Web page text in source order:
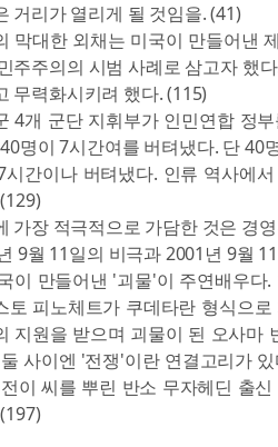
거리가 열리게 될 것임을. (41)
막대한 외채는 미국이 만들어낸
주주의의 시범 사례로 삼고자 했
무력화시키려 했다. (115)
4개 군단 지휘부가 인민연합 정
명이 7시간여를 버텨냈다. 단 40
시간이나 버텨냈다. 인류 역사에
가장 적극적으로 가담한 것은 경
9월 11일의 비극과 2001년 9월
이 만들어낸 '괴물'이 주연배우
토 피노체트가 쿠데타란 형식으
지원을 받으며 괴물이 된 오사마
사이엔 '전쟁'이란 연결고리가
이 씨를 뿌린 반소 무자헤딘 출